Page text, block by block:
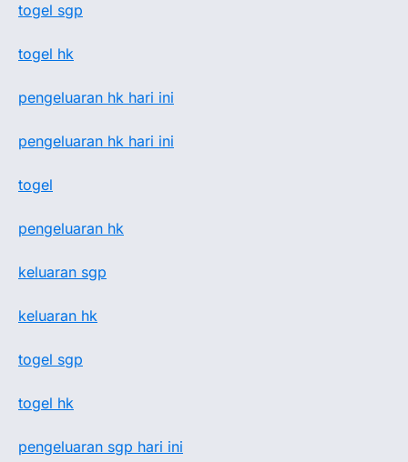
togel sgp
togel hk
pengeluaran hk hari ini
pengeluaran hk hari ini
togel
pengeluaran hk
keluaran sgp
keluaran hk
togel sgp
togel hk
pengeluaran sgp hari ini